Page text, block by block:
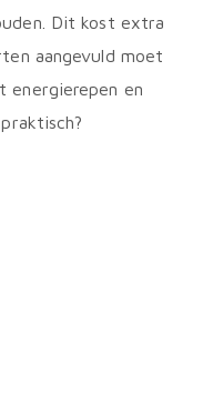
Dit kost extra
aangevuld moet
energierepen en